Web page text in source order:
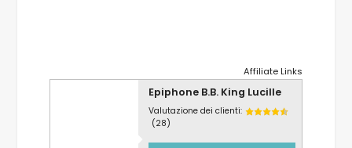
Affiliate Links
Epiphone B.B. King Lucille
Valutazione dei clienti:
(28)